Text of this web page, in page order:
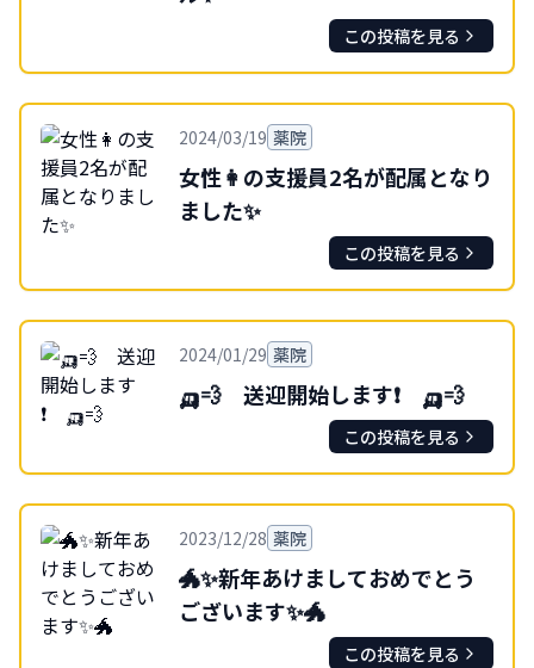
この投稿を見る
2024/03/19 薬院
女性👩の支援員2名が配属となり
ました✨
この投稿を見る
2024/01/29 薬院
🛺💨 送迎開始します❗ 🛺💨
この投稿を見る
2023/12/28 薬院
🐲✨新年あけましておめでとう
ございます✨🐲
この投稿を見る